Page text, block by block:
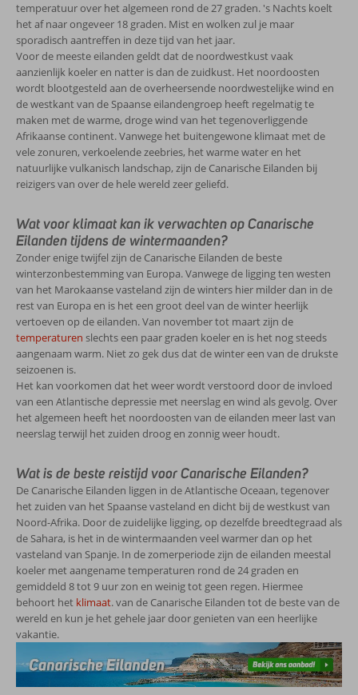
temperatuur over het algemeen rond de 27 graden. 's Nachts koelt
het af naar ongeveer 18 graden. Mist en wolken zul je maar
sporadisch aantreffen in deze tijd van het jaar.
Voor de meeste eilanden geldt dat de noordwestkust vaak
aanzienlijk koeler en natter is dan de zuidkust. Het noordoosten
wordt blootgesteld aan de overheersende noordwestelijke wind en
de westkant van de Spaanse eilandengroep heeft regelmatig te
maken met de warme, droge wind van het tegenoverliggende
Afrikaanse continent. Vanwege het buitengewone klimaat met de
vele zonuren, verkoelende zeebries, het warme water en het
natuurlijke vulkanisch landschap, zijn de Canarische Eilanden bij
reizigers van over de hele wereld zeer geliefd.
Wat voor klimaat kan ik verwachten op Canarische
Eilanden tijdens de wintermaanden?
Zonder enige twijfel zijn de Canarische Eilanden de beste
winterzonbestemming van Europa. Vanwege de ligging ten westen
van het Marokaanse vasteland zijn de winters hier milder dan in de
rest van Europa en is het een groot deel van de winter heerlijk
vertoeven op de eilanden. Van november tot maart zijn de
temperaturen slechts een paar graden koeler en is het nog steeds
aangenaam warm. Niet zo gek dus dat de winter een van de drukste
seizoenen is.
Het kan voorkomen dat het weer wordt verstoord door de invloed
van een Atlantische depressie met neerslag en wind als gevolg. Over
het algemeen heeft het noordoosten van de eilanden meer last van
neerslag terwijl het zuiden droog en zonnig weer houdt.
Wat is de beste reistijd voor Canarische Eilanden?
De Canarische Eilanden liggen in de Atlantische Oceaan, tegenover
het zuiden van het Spaanse vasteland en dicht bij de westkust van
Noord-Afrika. Door de zuidelijke ligging, op dezelfde breedtegraad als
de Sahara, is het in de wintermaanden veel warmer dan op het
vasteland van Spanje. In de zomerperiode zijn de eilanden meestal
koeler met aangename temperaturen rond de 24 graden en
gemiddeld 8 tot 9 uur zon en weinig tot geen regen. Hiermee
behoort het klimaat. van de Canarische Eilanden tot de beste van de
wereld en kun je het gehele jaar door genieten van een heerlijke
vakantie.